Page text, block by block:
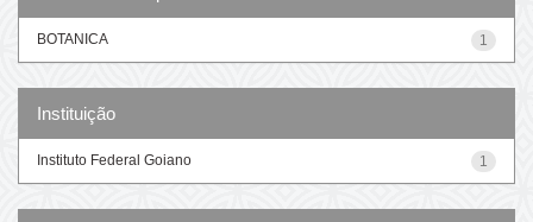
1
BOTANICA
Instituição
1
Instituto Federal Goiano